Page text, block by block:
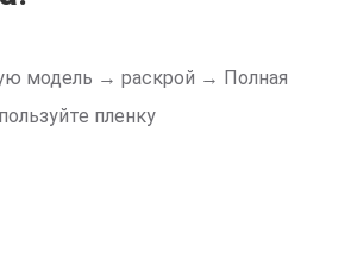
модель → раскрой → Полная
пленку